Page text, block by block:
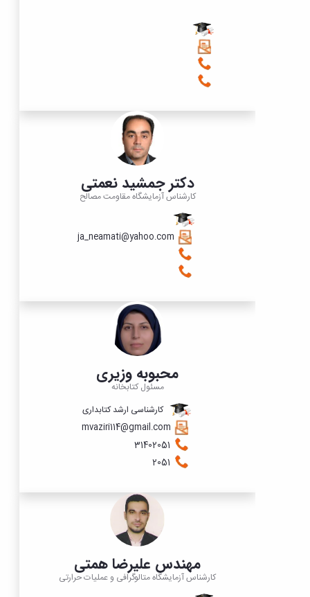
دکتر جمشید نعمتی
کارشناس آزمایشگاه مقاومت مصالح
محبوبه وزیری
مسئول کتابخانه
کارشناسی ارشد کتابداری
مهندس علیرضا همتی
کارشناس آزمایشگاه متالوگرافی و عملیات حرارتی